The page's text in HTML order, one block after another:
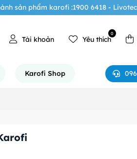
sản phẩm karofi :1900 6418 -
Tài khoản Yêu thích
0
Karofi Shop